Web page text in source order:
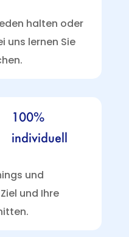
halten oder
uns lernen Sie
100%
individuell
und
und Ihre